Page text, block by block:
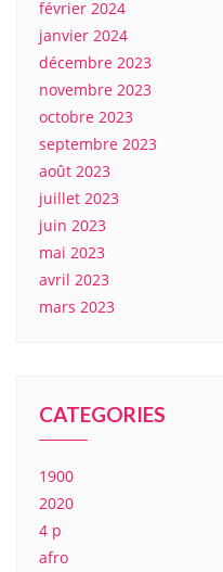
février 2024
janvier 2024
décembre 2023
novembre 2023
octobre 2023
septembre 2023
août 2023
juillet 2023
juin 2023
mai 2023
avril 2023
mars 2023
CATEGORIES
1900
2020
4 p
afro